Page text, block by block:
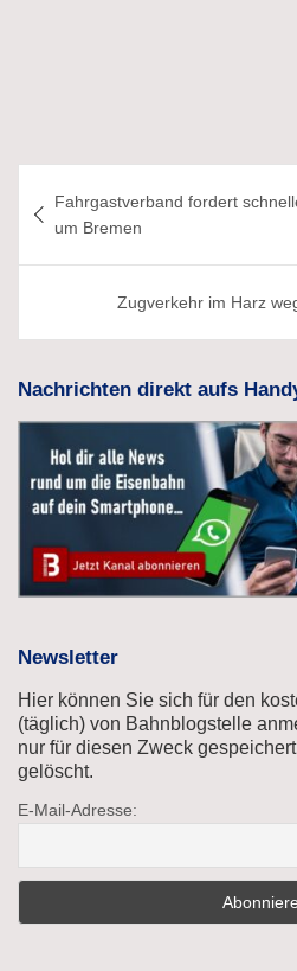
Fahrgastverband fordert
um Bremen
Zugverkehr im Harz
Nachrichten direkt aufs
Newsletter
Hier können Sie sich für den
(täglich) von Bahnblogstelle
nur für diesen Zweck
gelöscht.
E-Mail-Adresse: